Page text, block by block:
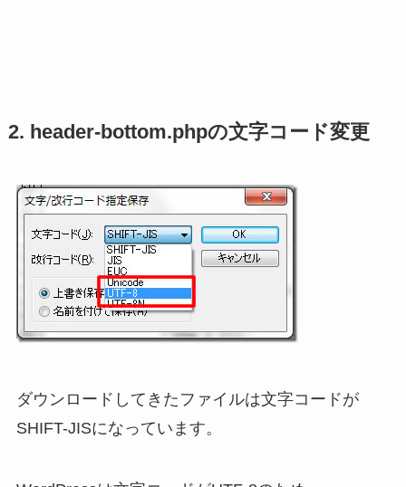
2. header-bottom.phpの文字コード変更
ダウンロードしてきたファイルは文字コードが
SHIFT-JISになっています。